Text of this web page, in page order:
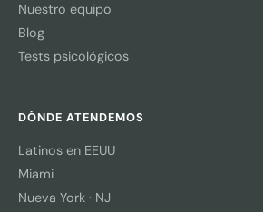
Nuestro equipo
Blog
Tests psicológicos
DÓNDE ATENDEMOS
Latinos en EEUU
Miami
Nueva York · NJ